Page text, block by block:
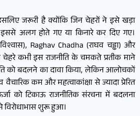
जरूरी है क्योंकि जिन चेहरों ने इसे खड़ा
इससे अलग होते गए या किनारे कर दिए गए।
Raghav Chadha (राघव चड्ढा) और
कभी इस राजनीति के चमकते प्रतीक माने
को बदलने का दावा किया, लेकिन आलोचकों
कम और महत्वाकांक्षा से ज्यादा प्रेरित
को टिकाऊ राजनीतिक संरचना में बदलना
विरोधाभास शुरू हुआ।